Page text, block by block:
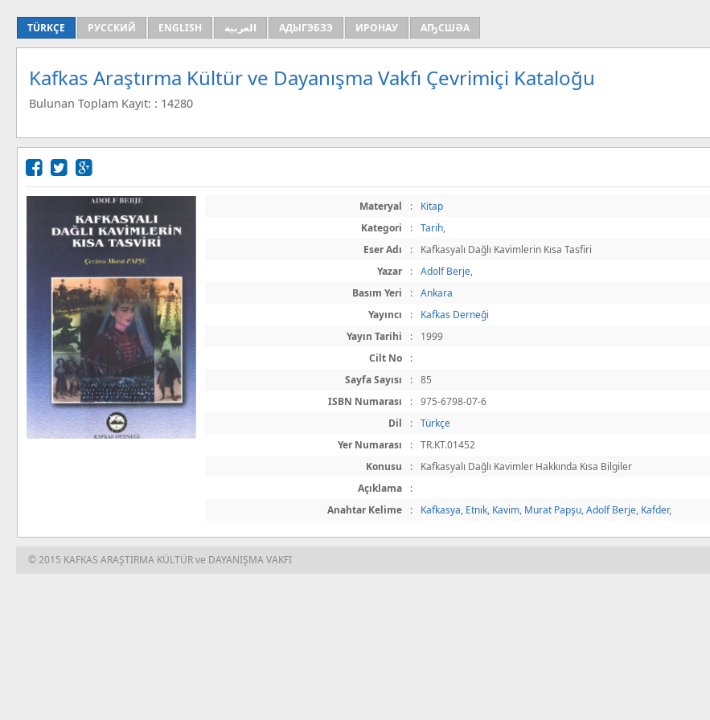
TÜRKÇE РУССКИЙ ENGLISH العربية АДЫГЭБЗЭ ИРОНАУ АҦСШӘА
Kafkas Araştırma Kültür ve Dayanışma Vakfı Çevrimiçi Kataloğu
Bulunan Toplam Kayıt: : 14280
Materyal :
Kitap
Kategori
: Tarih,
Eser Adı
:
Kafkasyalı Dağlı Kavimlerin Kısa Tasfiri
Yazar
: Adolf Berje,
Basım Yeri
:
Ankara
Yayıncı
:
Kafkas Derneği
Yayın Tarihi
:
1999
Cilt No
:
Sayfa Sayısı
:
85
ISBN Numarası
:
975-6798-07-6
Dil
:
Türkçe
Yer Numarası
:
TR.KT.01452
Konusu
:
Kafkasyalı Dağlı Kavimler Hakkında Kısa Bilgiler
Açıklama
:
Anahtar Kelime
: Kafkasya, Etnik, Kavim, Murat Papşu,Adolf Berje, Kafder,
© 2015 KAFKAS ARAŞTIRMA KÜLTÜR ve DAYANIŞMA VAKFI